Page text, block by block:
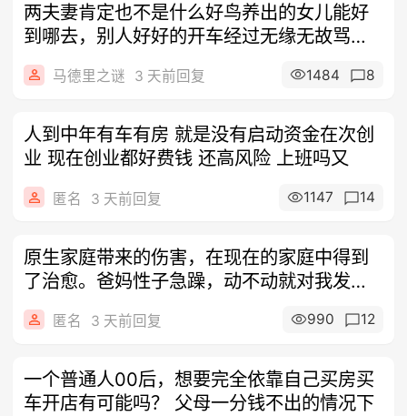
两夫妻肯定也不是什么好鸟养出的女儿能好
到哪去，别人好好的开车经过无缘无故骂别
人，
马德里之谜 3 天前回复 1484 8
人到中年有车有房 就是没有启动资金在次创
业 现在创业都好费钱 还高风险 上班吗又
匿名 3 天前回复 1147 14
原生家庭带来的伤害，在现在的家庭中得到
了治愈。爸妈性子急躁，动不动就对我发脾
气，
匿名 3 天前回复 990 12
一个普通人00后，想要完全依靠自己买房买
车开店有可能吗？ 父母一分钱不出的情况下